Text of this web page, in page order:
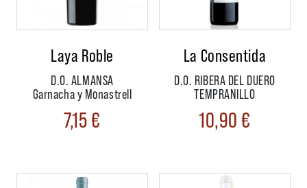
Laya Roble
D.O. ALMANSA
Garnacha y Monastrell
7,15€
La Consentida
D.O. RIBERA DEL DUERO
TEMPRANILLO
10,90€